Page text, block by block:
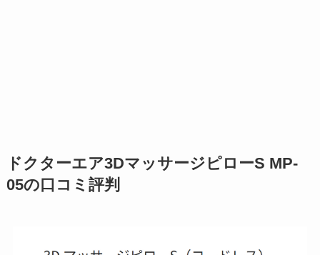
ドクターエア3DマッサージピローS MP-
05の口コミ評判